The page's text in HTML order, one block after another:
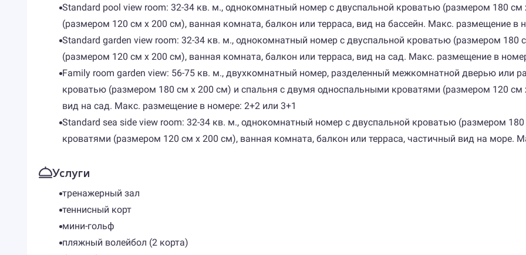
Standard pool view room: 32-34 кв. м., однокомнатный номер с двуспальной кроватью (размером 180
(размером 120 см х 200 см), ванная комната, балкон или терраса, вид на бассейн. Макс. размещение в
Standard garden view room: 32-34 кв. м., однокомнатный номер с двуспальной кроватью (размером
(размером 120 см х 200 см), ванная комната, балкон или терраса, вид на сад. Макс. размещение в
Family room garden view: 56-75 кв. м., двухкомнатный номер, разделенный межкомнатной дверью или
кроватью (размером 180 см х 200 см) и спальня с двумя односпальными кроватями (размером 120 см
вид на сад. Макс. размещение в номере: 2+2 или 3+1
Standard sea side view room: 32-34 кв. м., однокомнатный номер с двуспальной кроватью (размером
кроватями (размером 120 см х 200 см), ванная комната, балкон или терраса, частичный вид на море.
Услуги
тренажерный зал
теннисный корт
мини-гольф
пляжный волейбол (2 корта)